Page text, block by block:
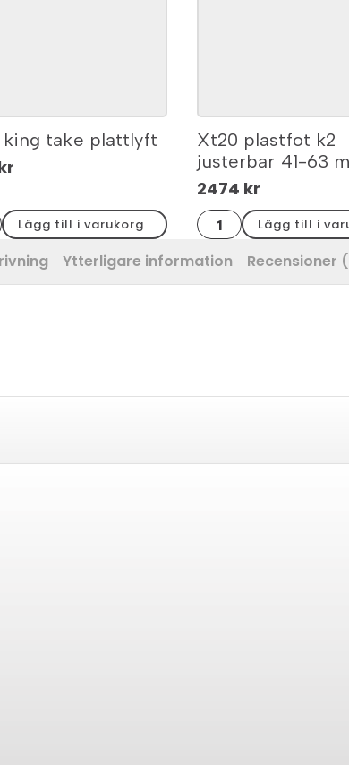
king take plattlyft
Lägg till i varukorg
Xt20 plastfot k2
justerbar 41-63
2474 kr
Xt20
plastfot
k2
justerbar
63
Lägg till i
Ytterligare information Recensioner